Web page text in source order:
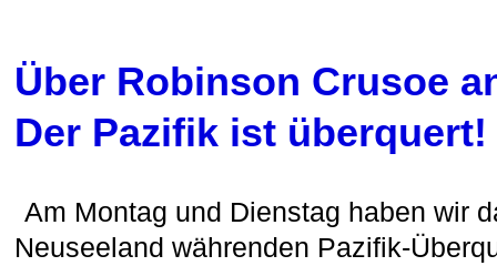
Über Robinson Crusoe
Der Pazifik ist überquert!
Am Montag und Dienstag haben wir
Neuseeland währenden Pazifik-